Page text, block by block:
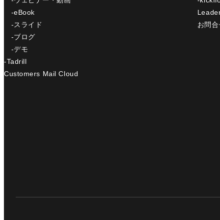
-eBook
-スライド
-ブログ
-デモ
-Tadrill
Customers Mail Cloud
お問